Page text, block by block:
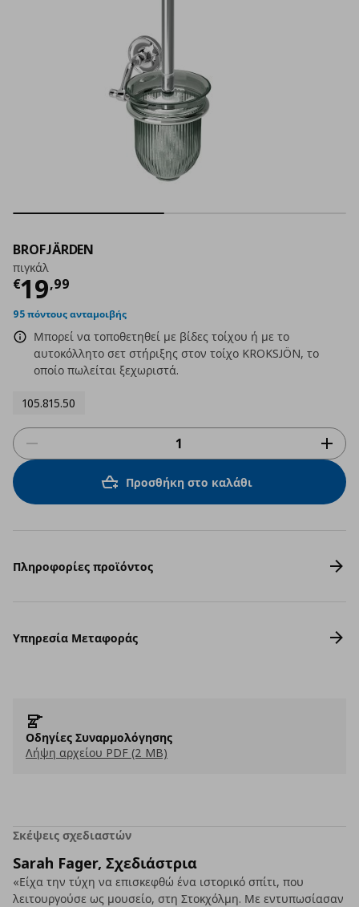
BROFJÄRDEN
πιγκάλ
€19,99
Τρέχουσα τιμή
95 πόντους ανταμοιβής
Μπορεί να τοποθετηθεί με βίδες τοίχου ή με το
αυτοκόλλητο σετ στήριξης στον τοίχο KROKSJÖN, το
οποίο πωλείται ξεχωριστά.
105.815.50
Προσθήκη στο καλάθι
Πληροφορίες προϊόντος
Υπηρεσία Μεταφοράς
Οδηγίες Συναρμολόγησης
Λήψη αρχείου PDF (2 MB)
Σκέψεις σχεδιαστών
Sarah Fager, Σχεδιάστρια
«Είχα την τύχη να επισκεφθώ ένα ιστορικό σπίτι, που
λειτουργούσε ως μουσείο, στη Στοκχόλμη. Με εντυπωσίασαν